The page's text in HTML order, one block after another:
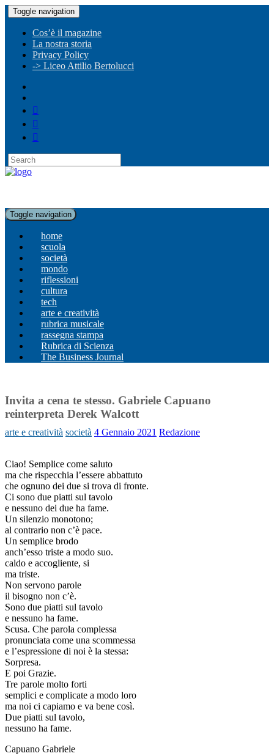
Toggle navigation
Cos’è il magazine
La nostra storia
Privacy Policy
-> Liceo Attilio Bertolucci
Toggle navigation
home
scuola
società
mondo
riflessioni
cultura
tech
arte e creatività
rubrica musicale
rassegna stampa
Rubrica di Scienza
The Business Journal
Invita a cena te stesso. Gabriele Capuano
reinterpreta Derek Walcott
arte e creatività società 4 Gennaio 2021 Redazione
Ciao! Semplice come saluto
ma che rispecchia l’essere abbattuto
che ognuno dei due si trova di fronte.
Ci sono due piatti sul tavolo
e nessuno dei due ha fame.
Un silenzio monotono;
al contrario non c’è pace.
Un semplice brodo
anch’esso triste a modo suo.
caldo e accogliente, si
ma triste.
Non servono parole
il bisogno non c’è.
Sono due piatti sul tavolo
e nessuno ha fame.
Scusa. Che parola complessa
pronunciata come una scommessa
e l’espressione di noi è la stessa:
Sorpresa.
E poi Grazie.
Tre parole molto forti
semplici e complicate a modo loro
ma noi ci capiamo e va bene così.
Due piatti sul tavolo,
nessuno ha fame.
Capuano Gabriele